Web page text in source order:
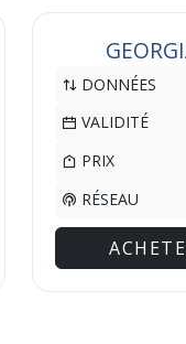
DONNÉES
VALIDITÉ
PRIX
RÉSEAU